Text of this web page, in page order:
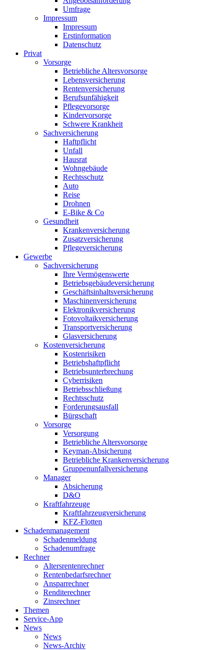
Umfrage
Impressum
Impressum
Erstinformation
Datenschutz
Privat
Vorsorge
Betriebliche Altersvorsorge
Lebensversicherung
Rentenversicherung
Berufsunfähigkeit
Pflegevorsorge
Kindervorsorge
Schwere Krankheit
Sachversicherung
Haftpflicht
Unfall
Hausrat
Wohngebäude
Rechtsschutz
Auto
Reise
Drohnen
E-Bike & Co
Gesundheit
Krankenversicherung
Zusatzversicherung
Pflegeversicherung
Gewerbe
Sachversicherung
Ihre Vermögenswerte
Betriebsgebäudeversicherung
Geschäftsinhaltsversicherung
Maschinenversicherung
Elektronikversicherung
Fotovoltaikversicherung
Transportversicherung
Glasversicherung
Kostenversicherung
Kostenrisiken
Betriebshaftpflicht
Betriebsunterbrechung
Cyberrisiken
Betriebsschließung
Rechtsschutz
Forderungsausfall
Bürgschaft
Vorsorge
Versorgung
Betriebliche Altersvorsorge
Keyman-Absicherung
Betriebliche Krankenversicherung
Gruppenunfallversicherung
Manager
Absicherung
D&O
Kraftfahrzeuge
Kraftfahrzeugversicherung
KFZ-Flotten
Schadenmanagement
Schadenmeldung
Schadenumfrage
Rechner
Altersrentenrechner
Rentenbedarfsrechner
Ansparrechner
Renditerechner
Zinsrechner
Themen
Service-App
News
News
News-Archiv